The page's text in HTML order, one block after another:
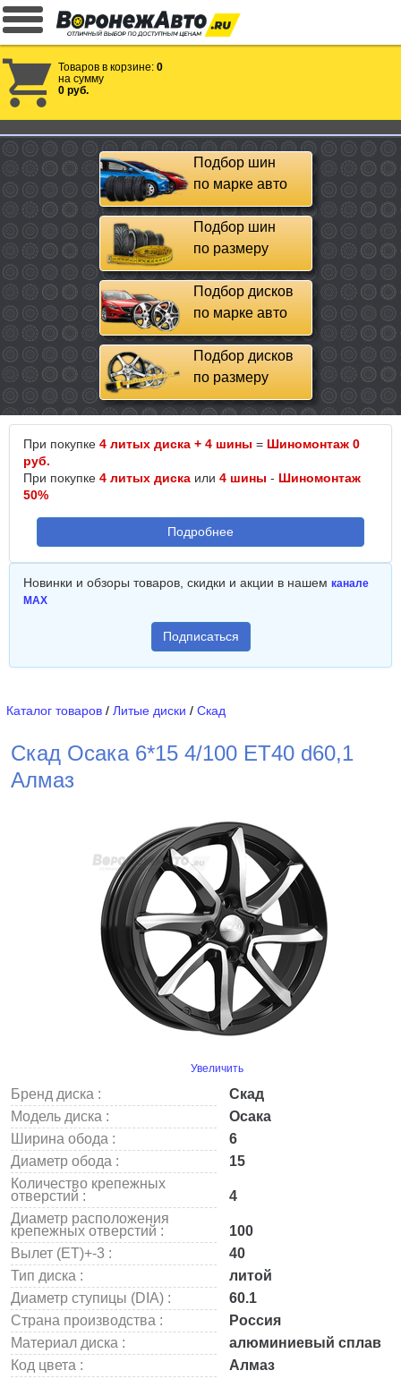
Товаров в корзине: 0
на сумму
0 руб.
Подбор шин
по марке авто
Подбор шин
по размеру
Подбор дисков
по марке авто
Подбор дисков
по размеру
При покупке 4 литых диска + 4 шины = Шиномонтаж 0
руб.
При покупке 4 литых диска или 4 шины - Шиномонтаж
50%
Подробнее
Новинки и обзоры товаров, скидки и акции в нашем канале
MAX
Подписаться
Каталог товаров / Литые диски / Скад
Скад Осака 6*15 4/100 ET40 d60,1
Алмаз
Увеличить
Бренд диска :
Скад
Модель диска :
Осака
Ширина обода :
6
Диаметр обода :
15
Количество крепежных
отверстий :
4
Диаметр расположения
крепежных отверстий :
100
Вылет (ET)+-3 :
40
Тип диска :
литой
Диаметр ступицы (DIA) :
60.1
Страна производства :
Россия
Материал диска :
алюминиевый сплав
Код цвета :
Алмаз